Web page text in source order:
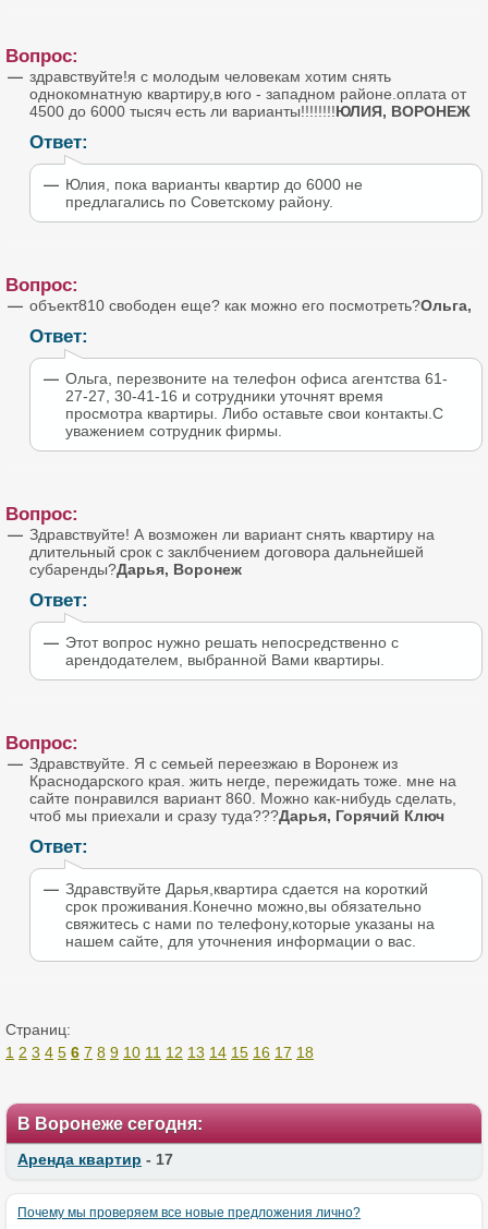
Вопрос:
здравствуйте!я с молодым человекам хотим снять
однокомнатную квартиру,в юго - западном районе.оплата от
4500 до 6000 тысяч есть ли варианты!!!!!!!!ЮЛИЯ, ВОРОНЕЖ
Ответ:
Юлия, пока варианты квартир до 6000 не
предлагались по Советскому району.
Вопрос:
объект810 свободен еще? как можно его посмотреть?Ольга,
Ответ:
Ольга, перезвоните на телефон офиса агентства 61-
27-27, 30-41-16 и сотрудники уточнят время
просмотра квартиры. Либо оставьте свои контакты.С
уважением сотрудник фирмы.
Вопрос:
Здравствуйте! А возможен ли вариант снять квартиру на
длительный срок с заклбчением договора дальнейшей
субаренды?Дарья, Воронеж
Ответ:
Этот вопрос нужно решать непосредственно с
арендодателем, выбранной Вами квартиры.
Вопрос:
Здравствуйте. Я с семьей переезжаю в Воронеж из
Краснодарского края. жить негде, пережидать тоже. мне на
сайте понравился вариант 860. Можно как-нибудь сделать,
чтоб мы приехали и сразу туда???Дарья, Горячий Ключ
Ответ:
Здравствуйте Дарья,квартира сдается на короткий
срок проживания.Конечно можно,вы обязательно
свяжитесь с нами по телефону,которые указаны на
нашем сайте, для уточнения информации о вас.
Страниц:
1 2 3 4 5 6 7 8 9 10 11 12 13 14 15 16 17 18
В Воронеже сегодня:
Аренда квартир - 17
Почему мы проверяем все новые предложения лично?